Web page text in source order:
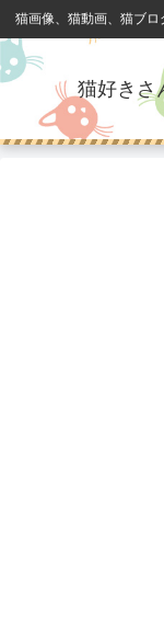
猫画像、猫動画、猫ブロ
猫好きさ